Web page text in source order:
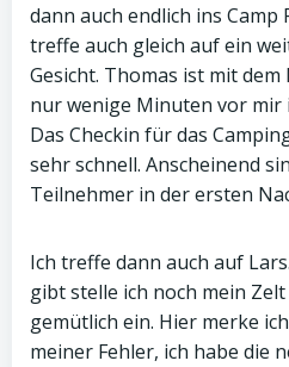
dann auch endlich ins Camp
treffe auch gleich auf ein
Gesicht. Thomas ist mit
nur wenige Minuten vor mir
Das Checkin für das
sehr schnell. Anscheinend
Teilnehmer in der ersten
Ich treffe dann auch auf
gibt stelle ich noch mein
gemütlich ein. Hier merke
meiner Fehler, ich habe die